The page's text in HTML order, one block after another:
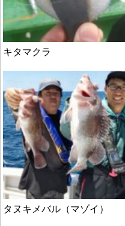
キタマクラ
タヌキメバル（マゾイ）